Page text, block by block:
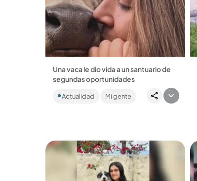
Una vaca le dio vida a un santuario de
segundas oportunidades
gigante que sigue creciendo, y por la
que han pasado más de 100 animales
Actualidad Mi gente